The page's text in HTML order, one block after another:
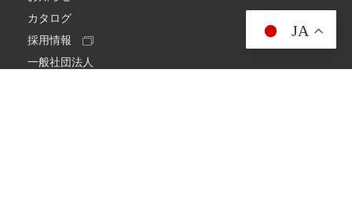
カタログ
採用情報
一般社団法人
JA